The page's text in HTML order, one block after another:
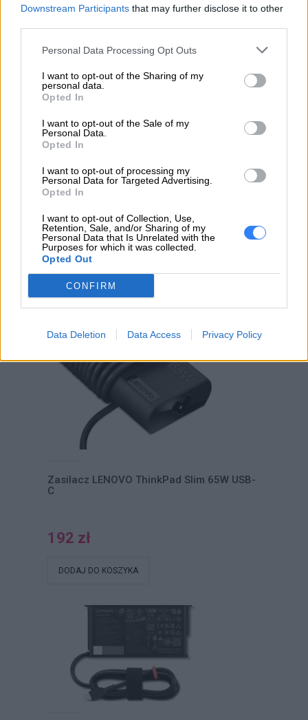
Downstream Participants that may further disclose it to other
Personal Data Processing Opt Outs
I want to opt-out of the Sharing of my
personal data.
Opted In
I want to opt-out of the Sale of my
Personal Data.
Opted In
I want to opt-out of processing my
Personal Data for Targeted Advertising.
Opted In
I want to opt-out of Collection, Use,
Retention, Sale, and/or Sharing of my
Personal Data that Is Unrelated with the
Purposes for which it was collected.
Opted Out
CONFIRM
Data Deletion Data Access Privacy Policy
164 zł
Zasilacz samochodowy Lenovo Travel
Adapter 65W USB-C 12V
237 zł
Zasilacz LENOVO ThinkPad Slim 65W USB-
C
192 zł
DODAJ DO KOSZYKA